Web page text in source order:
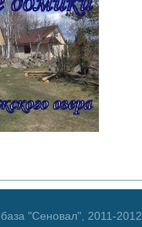
"Сеновал", 2011-2012